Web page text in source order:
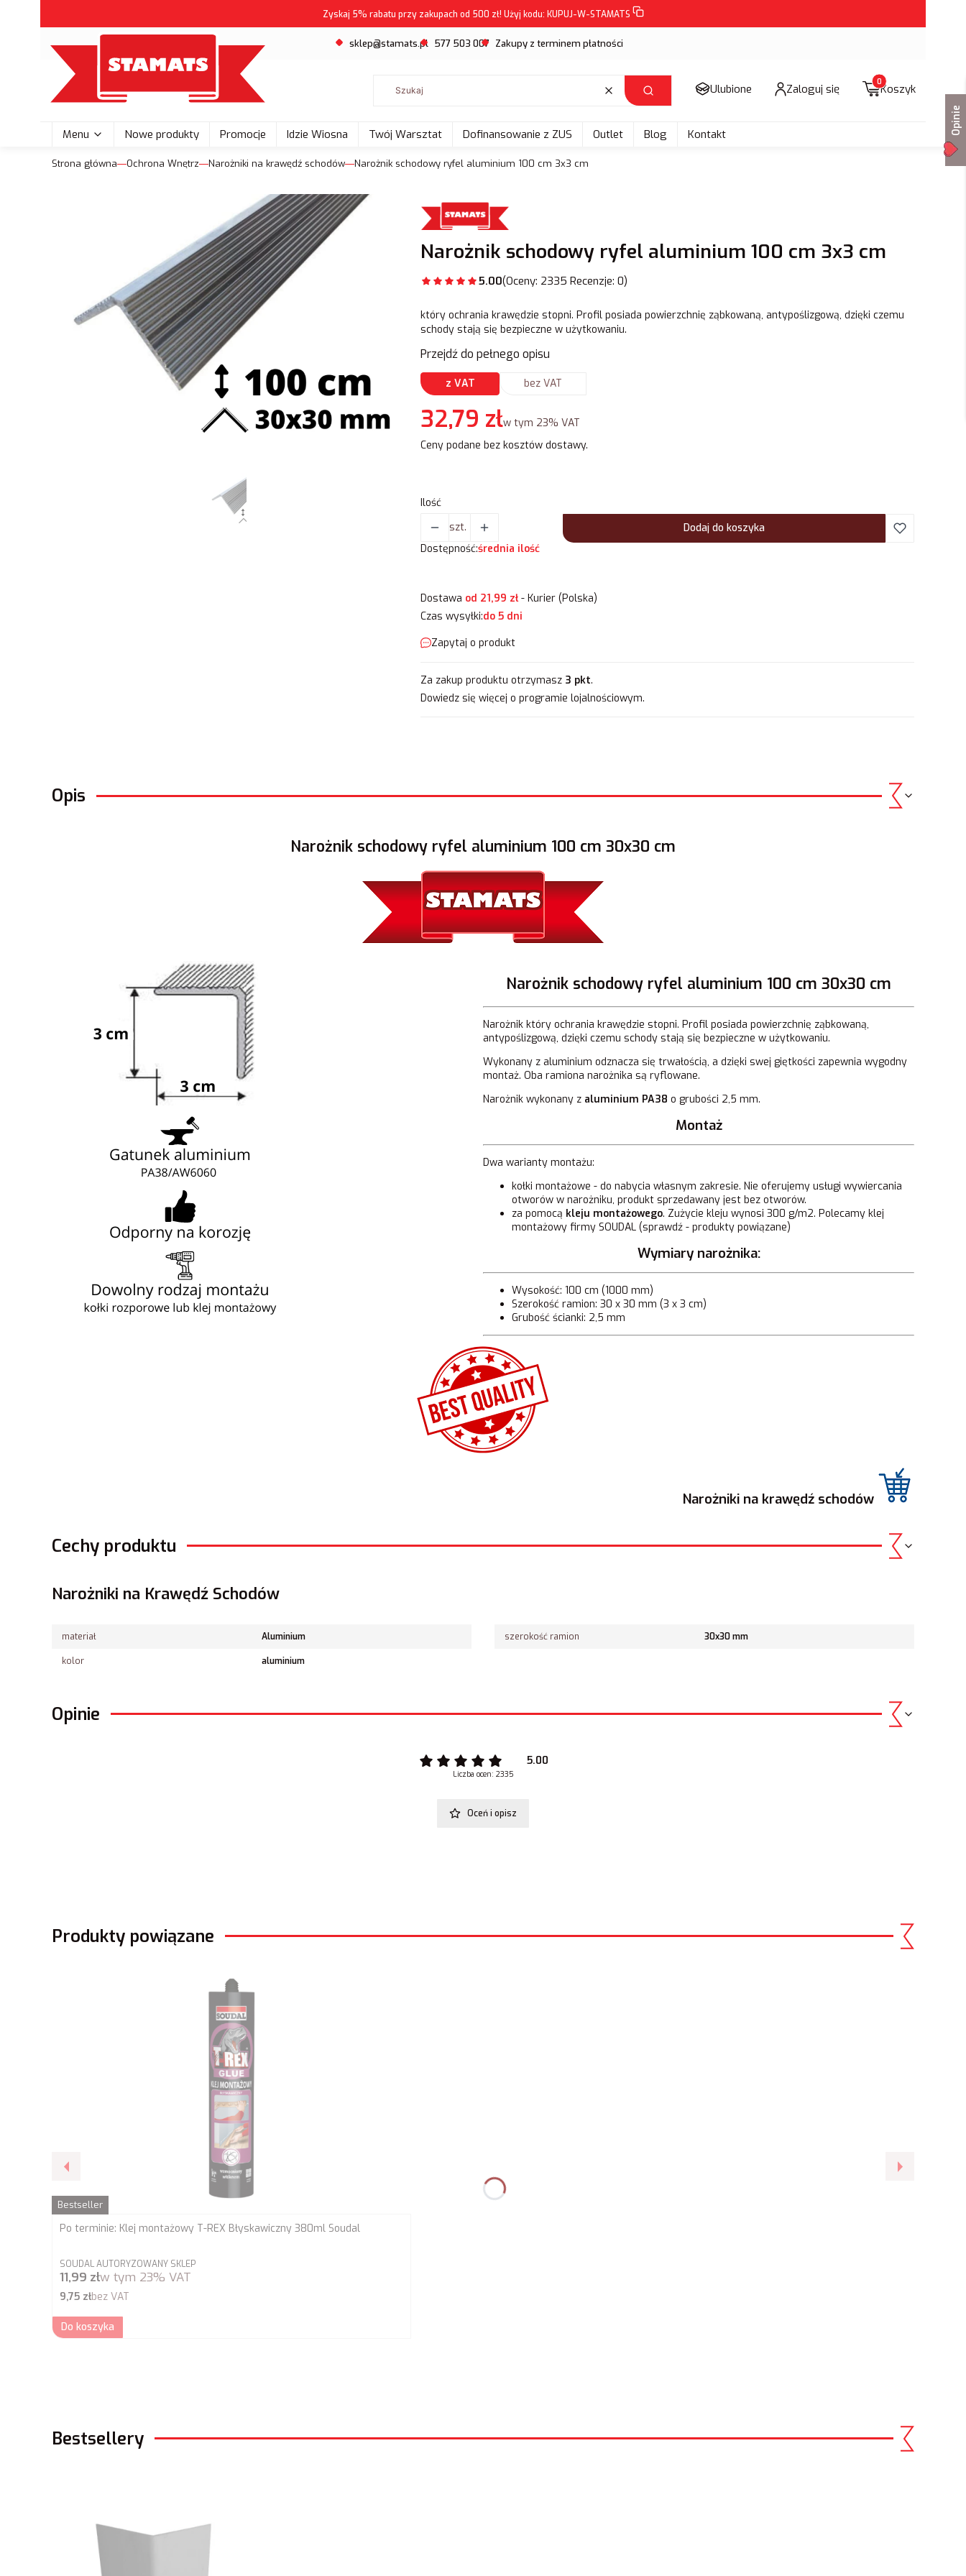
Zyskaj 5% rabatu przy zakupach od 500 zł! Użyj kodu: KUPUJ-W-STAMATS
sklep@stamats.pl 577 503 007 Zakupy z terminem płatności
Wyczyść Szukaj
Ulubione Zaloguj się Produkty w koszyku:
Koszyk
Menu Nowe produkty Promocje Idzie Wiosna Twój Warsztat Dofinansowanie z ZUS Outlet Blog Kontakt
Strona główna Ochrona Wnętrz Narożniki na krawędź schodów Narożnik schodowy ryfel aluminium 100 cm 3x3 cm
Narożnik schodowy ryfel aluminium 100 cm 3x3 cm
5.00(Oceny: 2335 Recenzje: 0)
który ochrania krawędzie stopni. Profil posiada powierzchnię ząbkowaną, antypoślizgową, dzięki czemu
schody stają się bezpieczne w użytkowaniu.
Przejdź do pełnego opisu
z VAT bez VAT
Cena
32,79 złw tym 23% VAT
w tym 23% VAT
Ceny podane bez kosztów dostawy.
Ilość
szt.
Dostępność:średnia ilość
Dodaj do koszyka
Dostawa od 21,99 zł- Kurier (Polska)
Czas wysyłki:do 5 dni
Zapytaj o produkt
Za zakup produktu otrzymasz 3 pkt.
Dowiedz sięwięcej o programie lojalnościowym.
Opis
Narożnik schodowy ryfel aluminium 100 cm 30x30 cm
Narożnik schodowy ryfel aluminium 100 cm 30x30 cm
Narożnik który ochrania krawędzie stopni. Profil posiada powierzchnię ząbkowaną,
antypoślizgową, dzięki czemu schody stają się bezpieczne w użytkowaniu.
Wykonany z aluminium odznacza się trwałością, a dzięki swej giętkości zapewnia wygodny
montaż. Oba ramiona narożnika są ryflowane.
Narożnik wykonany z aluminium PA38 o grubości 2,5 mm.
Montaż
Dwa warianty montażu:
kołki montażowe - do nabycia własnym zakresie. Nie oferujemy usługi wywiercania
otworów w narożniku, produkt sprzedawany jest bez otworów.
za pomocą kleju montażowego. Zużycie kleju wynosi 300 g/m2. Polecamy klej
montażowy firmy SOUDAL (sprawdź - produkty powiązane)
Wymiary narożnika:
Wysokość: 100 cm (1000 mm)
Szerokość ramion: 30 x 30 mm (3 x 3 cm)
Grubość ścianki: 2,5 mm
Narożniki na krawędź schodów
Cechy produktu
Narożniki na Krawędź Schodów
materiał Aluminium szerokość ramion 30x30 mm
kolor aluminium
Opinie
5.00
Liczba ocen: 2335
Oceń i opisz
Produkty powiązane
Bestseller
Po terminie: Klej montażowy T-REX Błyskawiczny 380ml Soudal
PRODUCENT
SOUDAL AUTORYZOWANY SKLEP
Cena brutto
11,99 złw tym 23% VAT
Cena netto
9,75 złbez VAT
Do koszyka
Bestsellery
Opinie